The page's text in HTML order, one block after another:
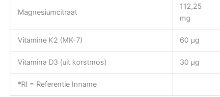
Magnesiumcitraat
112,25
mg
Vitamine K2 (MK-7) 60 µg
Vitamina D3 (uit korstmos) 30 µg
*RI = Referentie Inname